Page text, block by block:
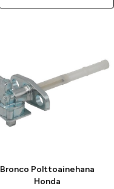
Bronco Polttoainehana
Honda